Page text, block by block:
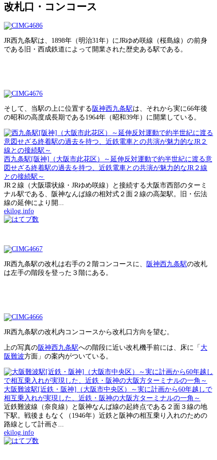
改札口・コンコース
JR西九条駅は、1898年（明治31年）にJRゆめ咲線（桜島線）の前身
である旧・西成鉄道によって開業された歴史ある駅である。
そして、当駅の上に位置する 阪神西九条駅は、それから実に66年後
の昭和の高度成長期である1964年（昭和39年）に開業している。
西九条駅[阪神]（大阪市此花区）～延伸反対運動で約半世紀に渡る意
図せざる終着駅の過去を持つ、近鉄電車との共演が魅力的なJR２線
との接続駅～
JR２線（大阪環状線・JRゆめ咲線）と接続する大阪市西部のターミ
ナル駅である、阪神なんば線の相対式２面２線の高架駅。旧・伝法
線の延伸により開...
ekilog.info
JR西九条駅の改札は右手の２階コンコースに、 阪神西九条駅の改札
は左手の階段を登った３階にある。
JR西九条駅の改札内コンコースから改札口方向を望む。
上の写真の阪神西九条駅への階段に近い改札機手前には、床に「 大
阪難波方面」の案内がついている。
大阪難波駅[近鉄・阪神]（大阪市中央区）～実に計画から60年越しで
相互乗入れが実現した、近鉄・阪神の大阪方ターミナルの一角～
近鉄難波線（奈良線）と阪神なんば線の起終点である２面３線の地
下駅。戦後まもなく（1946年）近鉄と阪神の相互乗り入れのための
路線として計画さ...
ekilog.info